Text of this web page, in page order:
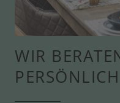
WIR
PERSÖNLICH